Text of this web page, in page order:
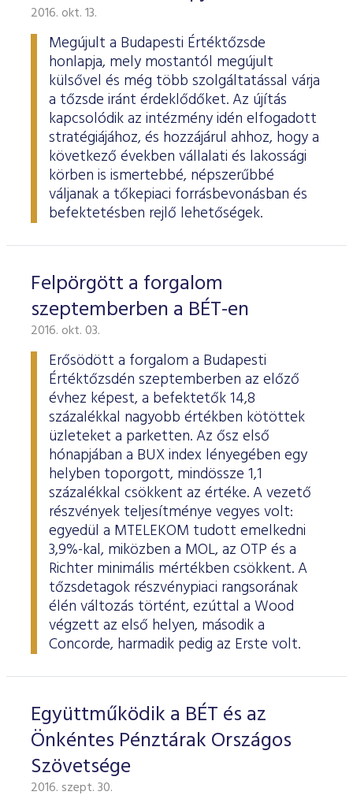
2016. okt. 13.
Megújult a Budapesti Értéktőzsde
honlapja, mely mostantól megújult
külsővel és még több szolgáltatással várja
a tőzsde iránt érdeklődőket. Az újítás
kapcsolódik az intézmény idén elfogadott
stratégiájához, és hozzájárul ahhoz, hogy a
következő években vállalati és lakossági
körben is ismertebbé, népszerűbbé
váljanak a tőkepiaci forrásbevonásban és
befektetésben rejlő lehetőségek.
Felpörgött a forgalom
szeptemberben a BÉT-en
2016. okt. 03.
Erősödött a forgalom a Budapesti
Értéktőzsdén szeptemberben az előző
évhez képest, a befektetők 14,8
százalékkal nagyobb értékben kötöttek
üzleteket a parketten. Az ősz első
hónapjában a BUX index lényegében egy
helyben toporgott, mindössze 1,1
százalékkal csökkent az értéke. A vezető
részvények teljesítménye vegyes volt:
egyedül a MTELEKOM tudott emelkedni
3,9%-kal, miközben a MOL, az OTP és a
Richter minimális mértékben csökkent. A
tőzsdetagok részvénypiaci rangsorának
élén változás történt, ezúttal a Wood
végzett az első helyen, második a
Concorde, harmadik pedig az Erste volt.
Együttműködik a BÉT és az
Önkéntes Pénztárak Országos
Szövetsége
2016. szept. 30.